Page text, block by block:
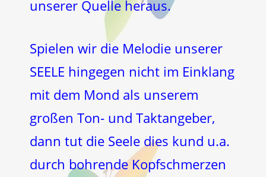
unserer Quelle heraus.
Spielen wir die Melodie unserer
SEELE hingegen nicht im Einklang
mit dem Mond als unserem
großen Ton- und Taktangeber,
dann tut die Seele dies kund u.a.
durch bohrende Kopfschmerzen